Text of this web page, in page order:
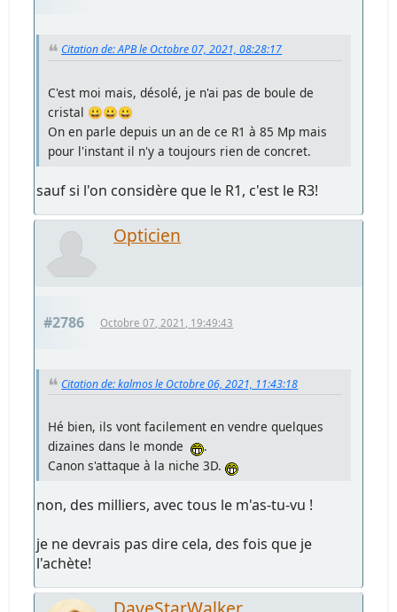
Citation de: APB le Octobre 07, 2021, 08:28:17
C'est moi mais, désolé, je n'ai pas de boule de
cristal 😀😀😀
On en parle depuis un an de ce R1 à 85 Mp mais
pour l'instant il n'y a toujours rien de concret.
sauf si l'on considère que le R1, c'est le R3!
Opticien
#2786 Octobre 07, 2021, 19:49:43
Citation de: kalmos le Octobre 06, 2021, 11:43:18
Hé bien, ils vont facilement en vendre quelques
dizaines dans le monde
.
Canon s'attaque à la niche 3D.
non, des milliers, avec tous le m'as-tu-vu !
je ne devrais pas dire cela, des fois que je
l'achète!